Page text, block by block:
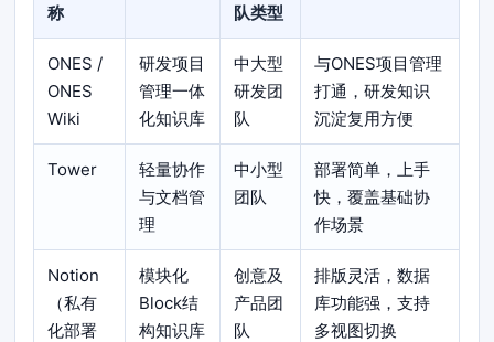
称
队类型
ONES /
ONES
Wiki
研发项目
管理一体
化知识库
中大型
研发团
队
与ONES项目管理
打通，研发知识
沉淀复用方便
Tower
轻量协作
与文档管
理
中小型
团队
部署简单，上手
快，覆盖基础协
作场景
Notion
（私有
化部署
模块化
Block结
构知识库
创意及
产品团
队
排版灵活，数据
库功能强，支持
多视图切换